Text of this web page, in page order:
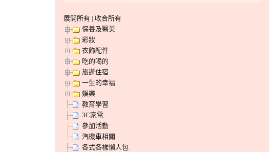
展開所有 | 收合所有
保養及醫美
彩妝
衣飾配件
吃的喝的
旅遊住宿
一生的幸福
娛樂
教育學習
3C家電
參加活動
汽機車相關
各式各樣懶人包